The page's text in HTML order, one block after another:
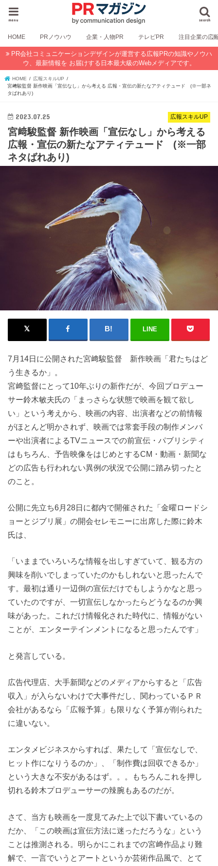
search
menu
HOME PRノウハウ 企業・人物PR テレビPR 注目企業の広
PR会社コミュニケーションデザインが運営する広報PRの知識やノウハ
ウ、最新情報を お届けする日本最大級のWebメディアです。
HOME
広報スキルUP
宮﨑駿監督 新作映画「宣伝なし」から考える 広報・宣伝の新たなアティテュード (※一部ネ
タばれあり)
広報スキルUP
2023.07.25
宮﨑駿監督 新作映画「宣伝なし」から考える
広報・宣伝の新たなアティテュード (※一部
ネタばれあり)
LINE
7月14日に公開された宮﨑駿監督 新作映画「君たちはど
う生きるか」。
宮﨑監督にとって10年ぶりの新作だが、今回プロデュー
サー鈴木敏夫氏の「まっさらな状態で映画を観て欲し
い」という考えから、映画の内容、出演者などの前情報
がほとんど明かされず、映画では常套手段の制作メンバ
ーや出演者によるTVニュースでの前宣伝・パブリシティ
はもちろん、予告映像をはじめとするCM・動画・新聞な
どの広告も行われない異例の状況で公開に踏み切ったと
のこと。
公開に先立ち6月28日に都内で開催された「金曜ロードシ
ョーとジブリ展」の開会セレモニーに出席した際に鈴木
氏は、
「いままでいろいろな情報を出しすぎていて、観る方の
興味を削いでしまっていたのかもしれないと思ったんで
す。最初は通り一辺倒の宣伝だけでもしようかなと思っ
ていたのですが、一切宣伝しなかったらどうなるのか興
味があった。これだけ情報化された時代に、情報がない
ことが、エンターテインメントになると思ったんです」
と発言している。
広告代理店、大手新聞などのメディアからすると「広告
収入」が入らないわけで大事件だし、関わっているＰＲ
会社があるなら「広報予算」も限りなく予算が削られた
に違いない。
エンタメビジネスからすれば、果たして「宣伝なしで、
ヒット作になりうるのか」、「制作費は回収できるか」
という大きな不安があるはず。。。もちろんこれを押し
切れる鈴木プロデューサーの辣腕もあるのだが。
さて、当方も映画を一度見てみた上で以下書いているの
だか、「この映画は宣伝方法に迷っただろうな」という
ことは推測される。明らかにこれまでの宮﨑作品より難
解で、一言でいうとアートというか芸術作品風で、とて